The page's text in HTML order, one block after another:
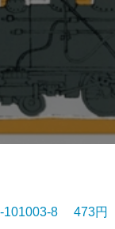
101003-8 473円